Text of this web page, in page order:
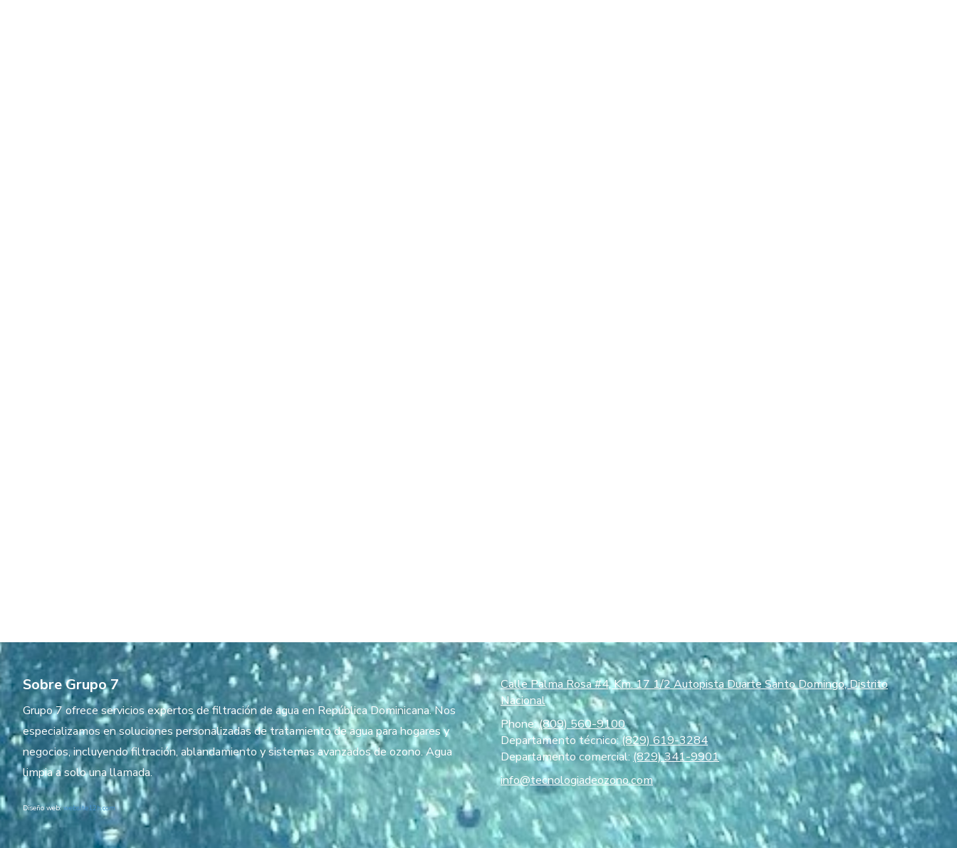
Sobre Grupo 7
Grupo 7 ofrece servicios expertos de filtración de agua en República Dominicana. Nos
especializamos en soluciones personalizadas de tratamiento de agua para hogares y
negocios, incluyendo filtración, ablandamiento y sistemas avanzados de ozono. Agua
limpia a solo una llamada.
Diseño web:website12h.com
Calle Palma Rosa #4, Km. 17 1/2 Autopista Duarte Santo Domingo, Distrito
Nacional
Phone:(809) 560-9100
Departamento técnico:(829) 619-3284
Departamento comercial:(829) 341-9901
info@tecnologiadeozono.com